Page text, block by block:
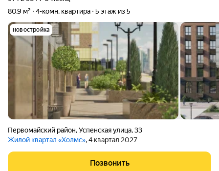
80,9 м²
4-комн. квартира 5 этаж из 5
новостройка
Первомайский район,Успенская улица,33
Жилой квартал «Холмс», 4 квартал 2027
Позвонить